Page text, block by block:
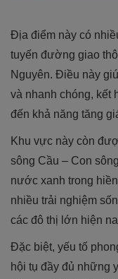
Địa điểm này có
tuyến đường giao
Nguyên. Điều này
và nhanh chóng, kết
đến khả năng tăng
Khu vực này còn
sông Cầu – Con
nước xanh trong
nhiều trải nghiệm
các đô thị lớn hiện
Đặc biệt, yếu tố
hội tụ đầy đủ những